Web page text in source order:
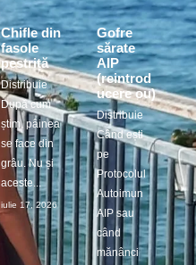
Chifle din
fasole
pestriță
Distribuie
După cum
știm, pâinea
se face din
grâu. Nu și
aceste...
iulie 17, 2026
Gofre
sărate
AIP
(reintrod
ucere ou)
Distribuie
Când ești
pe
Protocolul
Autoimun
AIP sau
când
mănânci